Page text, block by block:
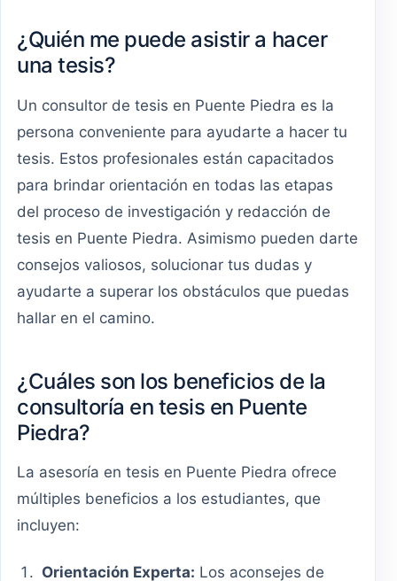
¿Quién me puede asistir a hacer
una tesis?
Un consultor de tesis en Puente Piedra es la
persona conveniente para ayudarte a hacer tu
tesis. Estos profesionales están capacitados
para brindar orientación en todas las etapas
del proceso de investigación y redacción de
tesis en Puente Piedra. Asimismo pueden darte
consejos valiosos, solucionar tus dudas y
ayudarte a superar los obstáculos que puedas
hallar en el camino.
¿Cuáles son los beneficios de la
consultoría en tesis en Puente
Piedra?
La asesoría en tesis en Puente Piedra ofrece
múltiples beneficios a los estudiantes, que
incluyen:
Orientación Experta: Los aconsejes de